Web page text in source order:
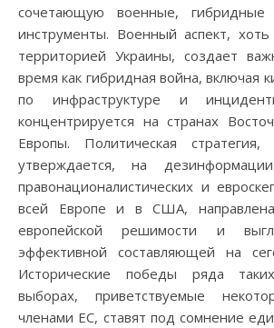
сочетающую военные, гибридные
инструменты. Военный аспект,
территорией Украины, создает
время как гибридная война, включая
по инфраструктуре и
концентрируется на странах
Европы. Политическая стратегия,
утверждается, на
правонационалистических и
всей Европе и в США,
европейской решимости и
эффективной составляющей на
Исторические победы ряда
выборах, приветствуемые
членами ЕС, ставят под сомнение